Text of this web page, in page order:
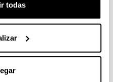
todas
in
Chemicals,